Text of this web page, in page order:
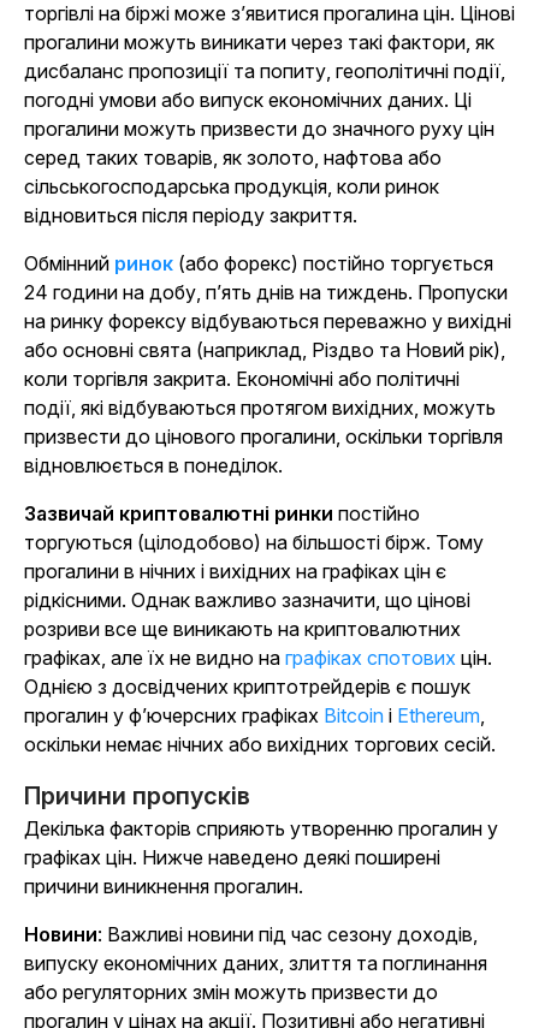
торгівлі на біржі може з’явитися прогалина цін. Цінові
прогалини можуть виникати через такі фактори, як
дисбаланс пропозиції та попиту, геополітичні події,
погодні умови або випуск економічних даних. Ці
прогалини можуть призвести до значного руху цін
серед таких товарів, як золото, нафтова або
сільськогосподарська продукція, коли ринок
відновиться після періоду закриття.
Обмінний ринок (або форекс) постійно торгується
24 години на добу, п’ять днів на тиждень. Пропуски
на ринку форексу відбуваються переважно у вихідні
або основні свята (наприклад, Різдво та Новий рік),
коли торгівля закрита. Економічні або політичні
події, які відбуваються протягом вихідних, можуть
призвести до цінового прогалини, оскільки торгівля
відновлюється в понеділок.
Зазвичай криптовалютні ринки постійно
торгуються (цілодобово) на більшості бірж. Тому
прогалини в нічних і вихідних на графіках цін є
рідкісними. Однак важливо зазначити, що цінові
розриви все ще виникають на криптовалютних
графіках, але їх не видно на графіках спотових цін.
Однією з досвідчених криптотрейдерів є пошук
прогалин у ф’ючерсних графіках Bitcoin і Ethereum,
оскільки немає нічних або вихідних торгових сесій.
Причини пропусків
Декілька факторів сприяють утворенню прогалин у
графіках цін. Нижче наведено деякі поширені
причини виникнення прогалин.
Новини: Важливі новини під час сезону доходів,
випуску економічних даних, злиття та поглинання
або регуляторних змін можуть призвести до
прогалин у цінах на акції. Позитивні або негативні